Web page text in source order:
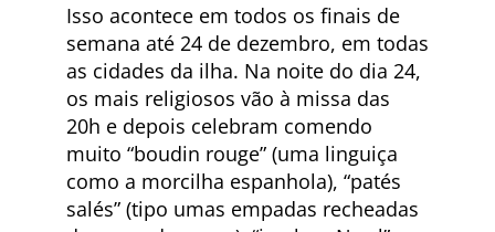
Isso acontece em todos os finais de
semana até 24 de dezembro, em todas
as cidades da ilha. Na noite do dia 24,
os mais religiosos vão à missa das
20h e depois celebram comendo
muito “boudin rouge” (uma linguiça
como a morcilha espanhola), “patés
salés” (tipo umas empadas recheadas